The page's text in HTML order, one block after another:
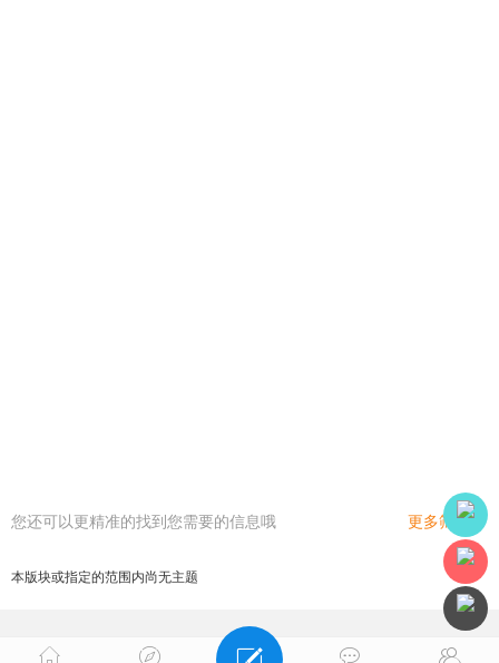
您还可以更精准的找到您需要的信息哦 更多筛选
本版块或指定的范围内尚无主题